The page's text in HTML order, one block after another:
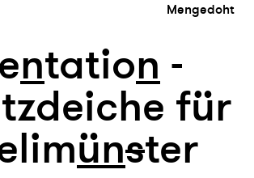
Mengedoht
entation -
für
ünster